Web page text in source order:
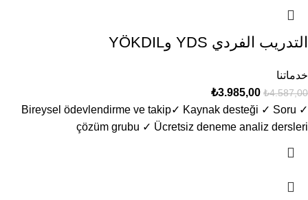
التدريب الفردي YDS وYÖKDIL
خدماتنا
₺4.587,00
₺3.985,00
✓ Bireysel ödevlendirme ve takip​ ✓ Kaynak desteği ✓ Soru
çözüm grubu ✓ Ücretsiz deneme analiz dersleri